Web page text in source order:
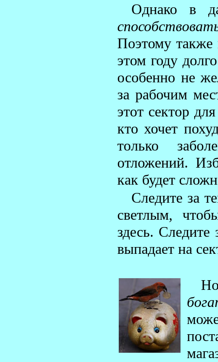
Однако в
Поэтому
этом году
особенно не
за рабочим
этот сектор
кто хочет
только
отложений.
как будет
Следите за
светлым,
здесь. Следите
выпадает на